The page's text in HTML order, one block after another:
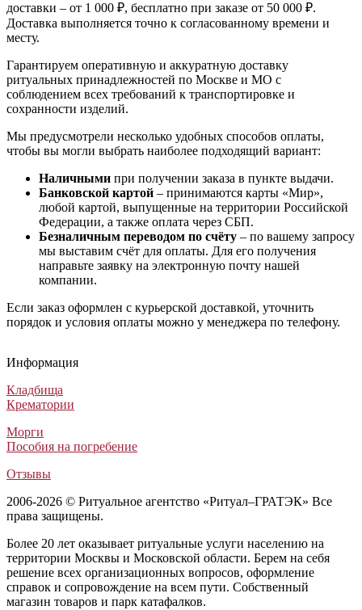
доставки – от 1 000 ₽, бесплатно при заказе от 50 000 ₽.
Доставка выполняется точно к согласованному времени и
месту.
Гарантируем оперативную и аккуратную доставку
ритуальных принадлежностей по Москве и МО с
соблюдением всех требований к транспортировке и
сохранности изделий.
Мы предусмотрели несколько удобных способов оплаты,
чтобы вы могли выбрать наиболее подходящий вариант:
Наличными при получении заказа в пункте выдачи.
Банковской картой – принимаются карты «Мир»,
любой картой, выпущенные на территории Российской
Федерации, а также оплата через СБП.
Безналичным переводом по счёту – по вашему запросу
мы выставим счёт для оплаты. Для его получения
направьте заявку на электронную почту нашей
компании.
Если заказ оформлен с курьерской доставкой, уточнить
порядок и условия оплаты можно у менеджера по телефону.
Лакированные гробы
Элитные гробы
Гробы европейского производства класса люкс
Гробы обитые тканью
Информация
Кладбища
Крематории
Морги
Пособия на погребение
Отзывы
2006-2026 © Ритуальное агентство «Ритуал–ГРАТЭК» Все
права защищены.
Более 20 лет оказывает ритуальные услуги населению на
территории Москвы и Московской области. Берем на себя
решение всех организационных вопросов, оформление
справок и сопровождение на всем пути. Собственный
магазин товаров и парк катафалков.